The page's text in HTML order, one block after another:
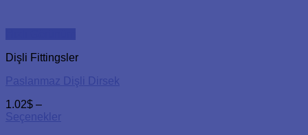
Dişli Fittingsler
Paslanmaz Dişli Dirsek
1.02$ –
Seçenekler